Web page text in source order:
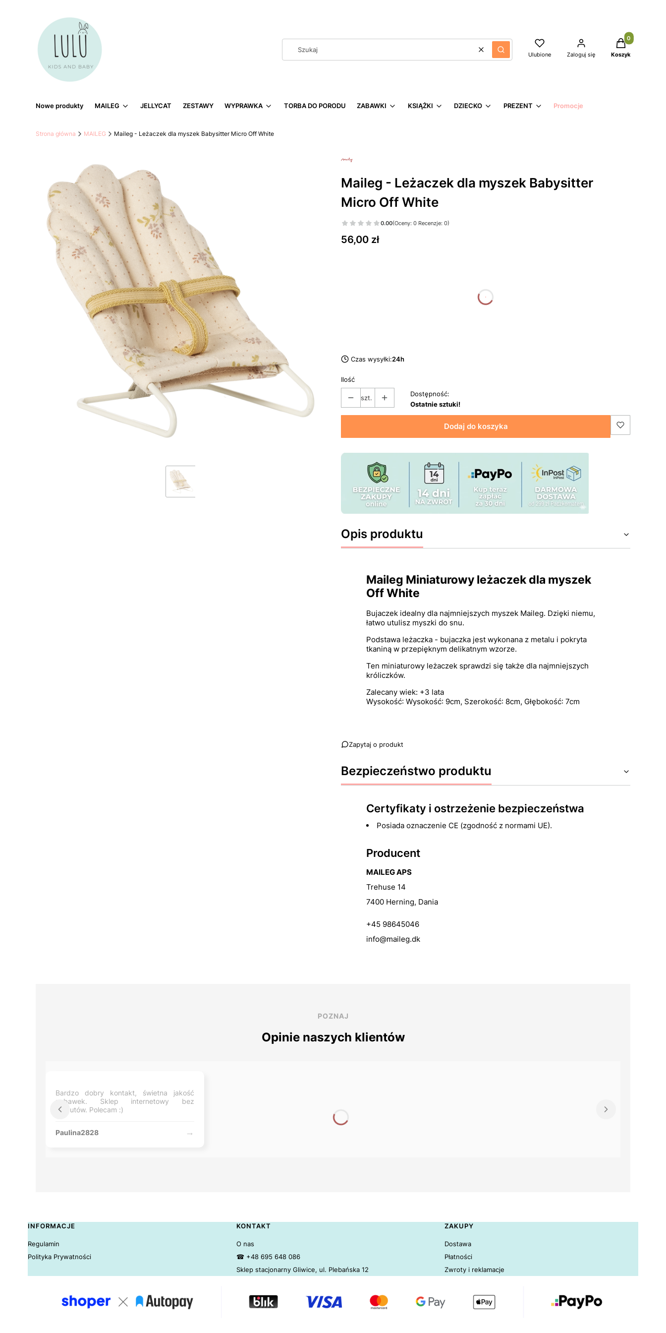
WyczyśćSzukaj Ulubione Zaloguj się
Produkty w
Koszyk
Nowe produkty MAILEG JELLYCAT ZESTAWY WYPRAWKA TORBA DO PORODU ZABAWKI KSIĄŻKI DZIECKO PREZENT Promocje
Strona główna MAILEG Maileg - Leżaczek dla myszek Babysitter Micro Off White
Maileg - Leżaczek dla myszek Babysitter
Micro Off White
0.00(Oceny: 0 Recenzje: 0)
Cena
56,00 zł
godziny
Czas wysyłki:24h
Ilość
szt.
Dostępność:
Ostatnie sztuki!
Dodaj do koszyka
Opis produktu
Maileg Miniaturowy leżaczek dla myszek
Off White
Bujaczek idealny dla najmniejszych myszek Maileg. Dzięki niemu,
łatwo utulisz myszki do snu.
Podstawa leżaczka - bujaczka jest wykonana z metalu i pokryta
tkaniną w przepięknym delikatnym wzorze.
Ten miniaturowy leżaczek sprawdzi się także dla najmniejszych
króliczków.
Zalecany wiek: +3 lata
Wysokość: Wysokość: 9cm, Szerokość: 8cm, Głębokość: 7cm
Zapytaj o produkt
Bezpieczeństwo produktu
Certyfikaty i ostrzeżenie bezpieczeństwa
Posiada oznaczenie CE (zgodność z normami UE).
Producent
MAILEG APS
Trehuse 14
7400 Herning, Dania
+45 98645046
info@maileg.dk
POZNAJ
Opinie naszych klientów
Bardzo dobry kontakt, świetna jakość
zabawek. Sklep internetowy bez
zarzutów. Polecam :)
Paulina2828
Linki w stopce
INFORMACJE
Regulamin
Polityka Prywatności
KONTAKT
O nas
☎ +48 695 648 086
Sklep stacjonarny Gliwice, ul. Plebańska 12
ZAKUPY
Dostawa
Płatności
Zwroty i reklamacje